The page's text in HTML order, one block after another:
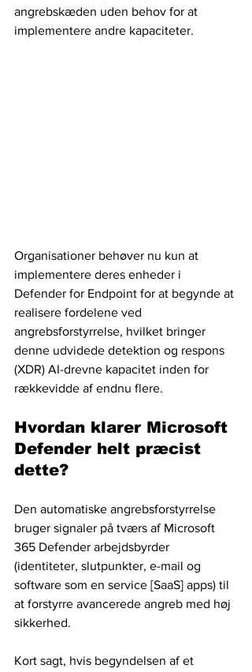
angrebskæden uden behov for at
implementere andre kapaciteter.
Organisationer behøver nu kun at
implementere deres enheder i
Defender for Endpoint for at begynde at
realisere fordelene ved
angrebsforstyrrelse, hvilket bringer
denne udvidede detektion og respons
(XDR) AI-drevne kapacitet inden for
rækkevidde af endnu flere.
Hvordan klarer Microsoft
Defender helt præcist
dette?
Den automatiske angrebsforstyrrelse
bruger signaler på tværs af Microsoft
365 Defender arbejdsbyrder
(identiteter, slutpunkter, e-mail og
software som en service [SaaS] apps) til
at forstyrre avancerede angreb med høj
sikkerhed.
Kort sagt, hvis begyndelsen af et